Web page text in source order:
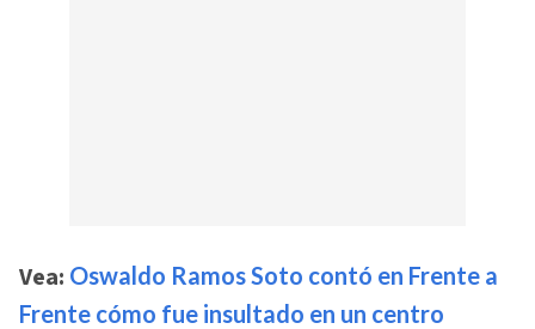
Vea: Oswaldo Ramos Soto contó en Frente a
Frente cómo fue insultado en un centro